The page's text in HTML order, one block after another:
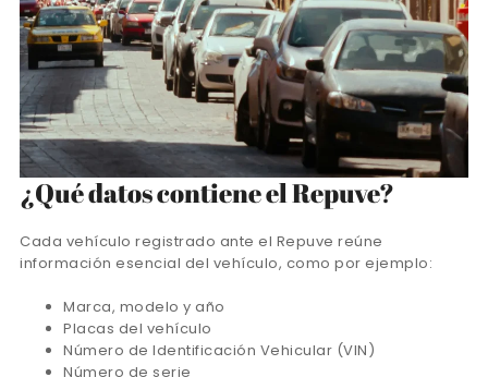
¿Qué datos contiene el Repuve?
Cada vehículo registrado ante el Repuve reúne
información esencial del vehículo, como por ejemplo:
Marca, modelo y año
Placas del vehículo
Número de Identificación Vehicular (VIN)
Número de serie